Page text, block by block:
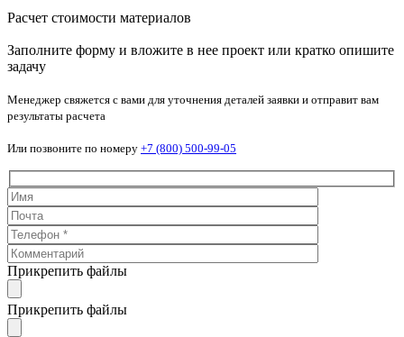
Расчет стоимости материалов
Заполните форму и вложите в нее проект или кратко опишите
задачу
Менеджер свяжется с вами для уточнения деталей заявки и отправит вам
результаты расчета
Или позвоните по номеру +7 (800) 500-99-05
Прикрепить файлы
Прикрепить файлы